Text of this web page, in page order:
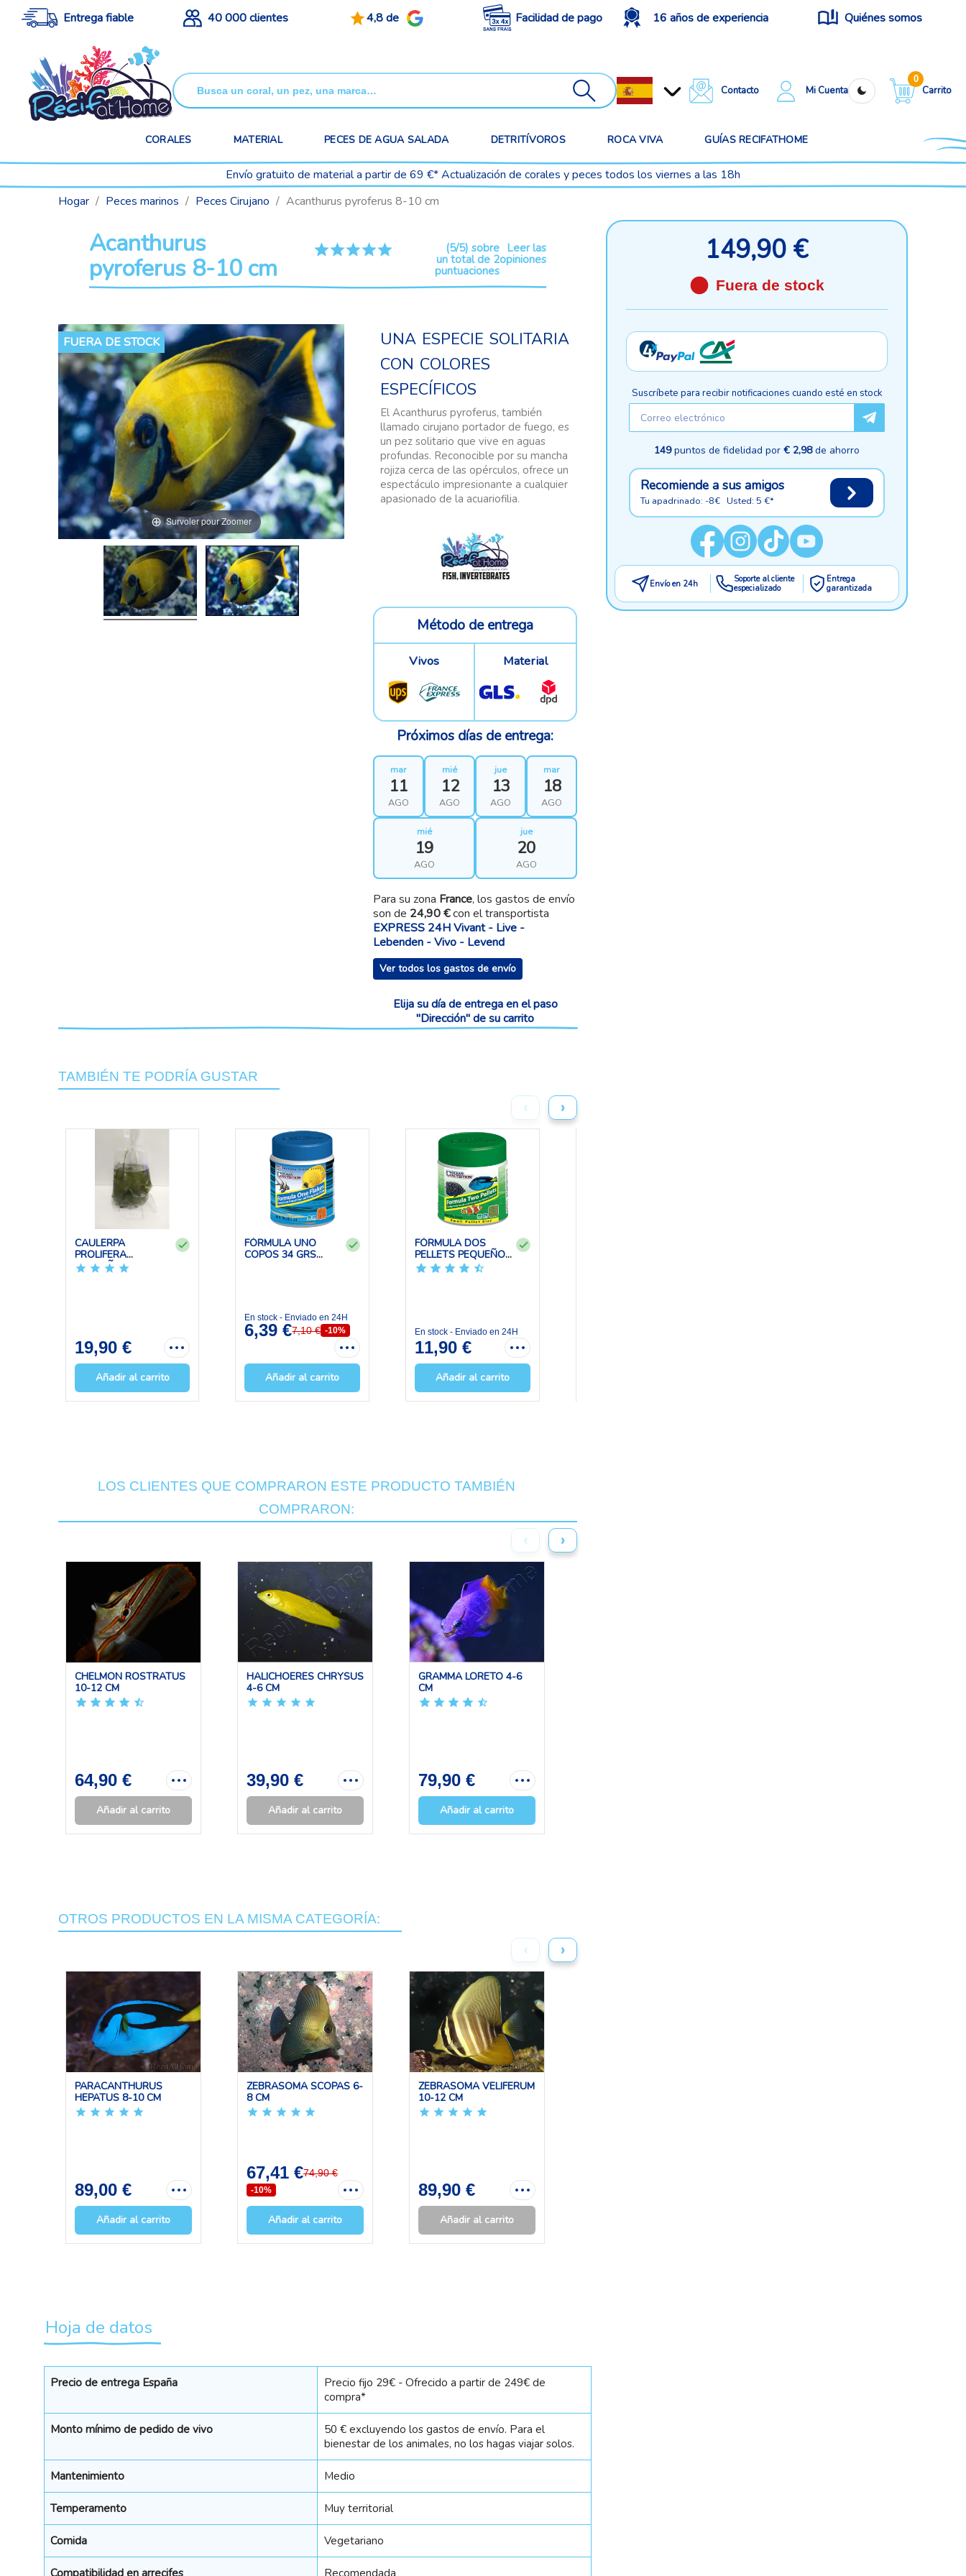
Entrega fiable 40 000 clientes 4,8 de Facilidad de pago 16 años de experiencia Quiénes somos
Contacto Mi Cuenta
0
Carrito
CORALES MATERIAL PECES DE AGUA SALADA DETRITÍVOROS ROCA VIVA GUÍAS RECIFATHOME
Envío gratuito de material a partir de 69 €* Actualización de corales y peces todos los viernes a las 18h
Hogar
Peces marinos Peces Cirujano Acanthurus pyroferus 8-10 cm
Acanthurus
pyroferus 8-10 cm
(5/5) sobre
un total de 2
puntuaciones
Leer las
opiniones
FUERA DE STOCK
Survoler pour Zoomer
149,90 €
Fuera de stock
Suscríbete para recibir notificaciones cuando esté en stock
149puntos de fidelidad por€ 2,98de ahorro
Recomiende a sus amigos
Tu apadrinado: -8€ Usted: 5 €*
Envío en 24h
Soporte al cliente
especializado
Entrega
garantizada
una especie solitaria
con colores
específicos
El Acanthurus pyroferus, también
llamado cirujano portador de fuego, es
un pez solitario que vive en aguas
profundas. Reconocible por su mancha
rojiza cerca de las opérculos, ofrece un
espectáculo impresionante a cualquier
apasionado de la acuariofilia.
Método de entrega
Vivos Material
Próximos días de entrega:
mar
11
AGO
mié
12
AGO
jue
13
AGO
mar
18
AGO
mié
19
AGO
jue
20
AGO
Para su zona France, los gastos de envío
son de 24,90 €con el transportista
EXPRESS 24H Vivant - Live -
Lebenden - Vivo - Levend
Ver todos los gastos de envío
Elija su día de entrega en el paso
"Dirección" de su carrito
TAMBIÉN TE PODRÍA GUSTAR
‹ ›
CAULERPA
PROLIFERA
PEQUEÑA
19,90 €
Añadir al carrito
FÓRMULA UNO
COPOS 34 GRS
En stock - Enviado en 24H
6,39 €7,10 € -10%
Añadir al carrito
FÓRMULA DOS
PELLETS PEQUEÑOS
100 GR O...
En stock - Enviado en 24H
11,90 €
Añadir al carrito
LOS CLIENTES QUE COMPRARON ESTE PRODUCTO TAMBIÉN
COMPRARON:
‹ ›
CHELMON ROSTRATUS
10-12 CM
64,90 €
Añadir al carrito
HALICHOERES CHRYSUS
4-6 CM
39,90 €
Añadir al carrito
GRAMMA LORETO 4-6
CM
79,90 €
Añadir al carrito
OTROS PRODUCTOS EN LA MISMA CATEGORÍA:
‹ ›
PARACANTHURUS
HEPATUS 8-10 CM
89,00 €
Añadir al carrito
ZEBRASOMA SCOPAS 6-
8 CM
67,41 €74,90 €
-10%
Añadir al carrito
ZEBRASOMA VELIFERUM
10-12 CM
89,90 €
Añadir al carrito
Hoja de datos
Precio de entrega España
Precio fijo 29€ - Ofrecido a partir de 249€ de
compra*
Monto mínimo de pedido de vivo
50 € excluyendo los gastos de envío. Para el
bienestar de los animales, no los hagas viajar solos.
Mantenimiento Medio
Temperamento Muy territorial
Comida Vegetariano
Compatibilidad en arrecifes Recomendada